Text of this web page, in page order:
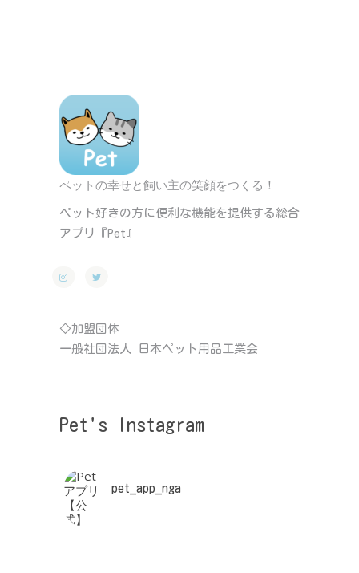
ペットの幸せと飼い主の笑顔をつくる！
ペット好きの方に便利な機能を提供する総合
アプリ『Pet』
◇加盟団体
一般社団法人 日本ペット用品工業会
Pet's Instagram
pet_app_nga